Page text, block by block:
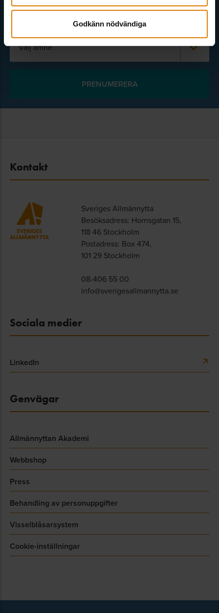
Godkänn nödvändiga
Välj ämne
Kontakt
Sveriges Allmännytta
Besöksadress: Hornsgatan 15,
118 46 Stockholm
Postadress: Box 474,
101 29 Stockholm
08-406 55 00
info@sverigesallmannytta.se
Sociala medier
LinkedIn
Genvägar
Allmännyttan Akademi
Webbshop
Press
Behandling av personuppgifter
Visselblåsarsystem
Cookie-inställningar